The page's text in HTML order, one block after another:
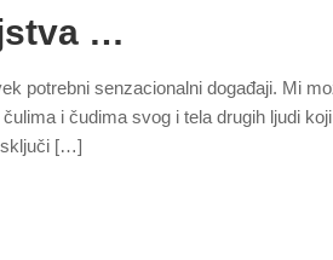
…
potrebni senzacionalni događaji. Mi
i čudima svog i tela drugih ljudi
[…]